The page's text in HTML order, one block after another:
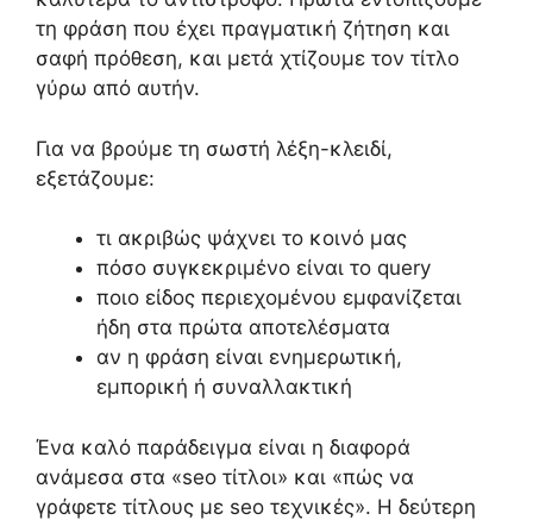
τη φράση που έχει πραγματική ζήτηση και
σαφή πρόθεση, και μετά χτίζουμε τον τίτλο
γύρω από αυτήν.
Για να βρούμε τη σωστή λέξη-κλειδί,
εξετάζουμε:
τι ακριβώς ψάχνει το κοινό μας
πόσο συγκεκριμένο είναι το query
ποιο είδος περιεχομένου εμφανίζεται
ήδη στα πρώτα αποτελέσματα
αν η φράση είναι ενημερωτική,
εμπορική ή συναλλακτική
Ένα καλό παράδειγμα είναι η διαφορά
ανάμεσα στα «seo τίτλοι» και «πώς να
γράφετε τίτλους με seo τεχνικές». Η δεύτερη